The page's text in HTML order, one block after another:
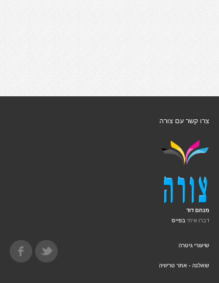
צרו קשר עם צורה
מנחם דוד
דברו איתי בפייס
שיעורי גיטרה
שאלנה - אתר טריוויה